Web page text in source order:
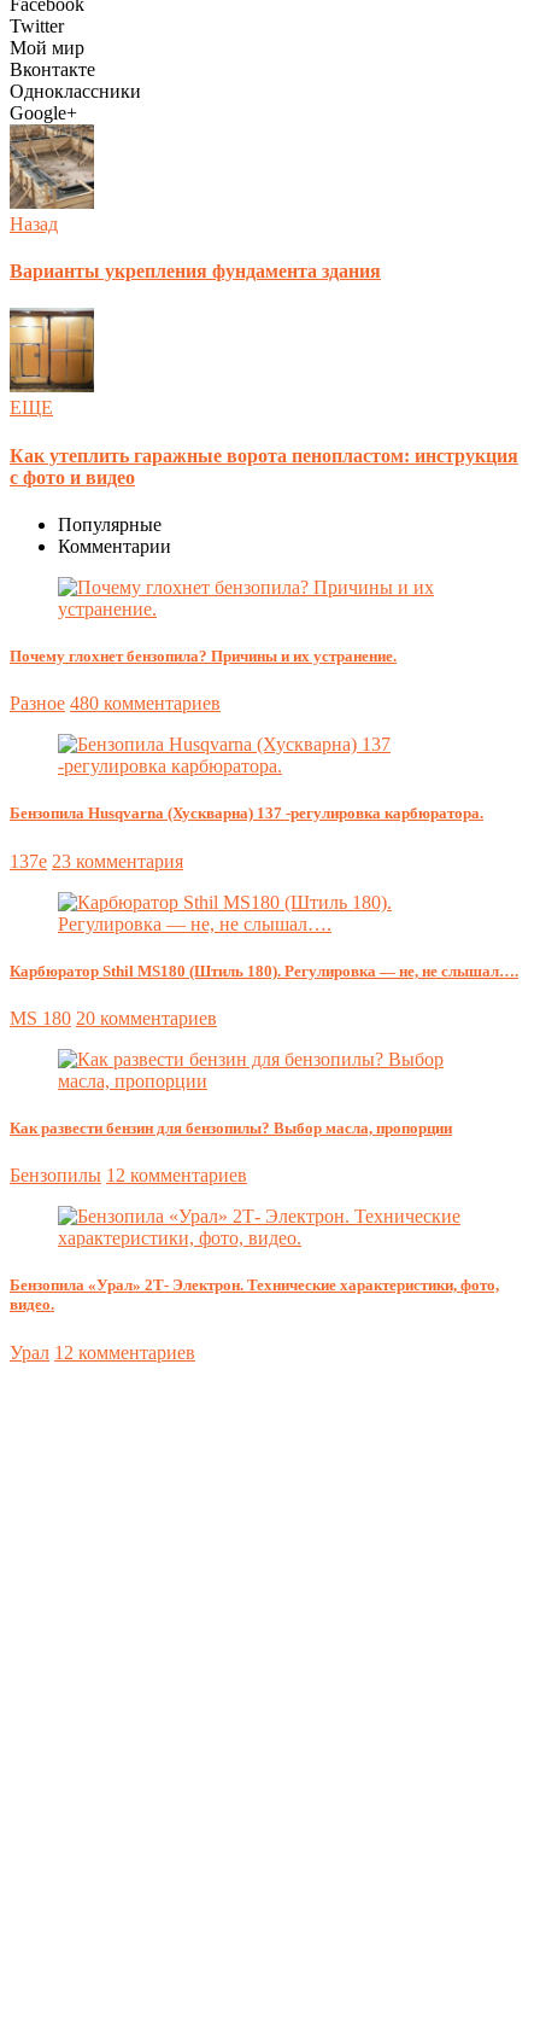
Twitter
Мой мир
Вконтакте
Одноклассники
Google+
Назад
Варианты укрепления фундамента здания
ЕЩЕ
Как утеплить гаражные ворота пенопластом: инструкция
с фото и видео
Популярные
Комментарии
Почему глохнет бензопила? Причины и их устранение.
Разное 480 комментариев
Бензопила Husqvarna (Хускварна) 137 -регулировка карбюратора.
137e 23 комментария
Карбюратор Sthil MS180 (Штиль 180). Регулировка — не, не слышал….
MS 180 20 комментариев
Как развести бензин для бензопилы? Выбор масла, пропорции
Бензопилы 12 комментариев
Бензопила «Урал» 2Т- Электрон. Технические характеристики, фото,
видео.
Урал 12 комментариев